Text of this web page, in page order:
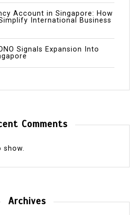
Account in Singapore: How
International Business
Signals Expansion Into
Comments
show.
Archives